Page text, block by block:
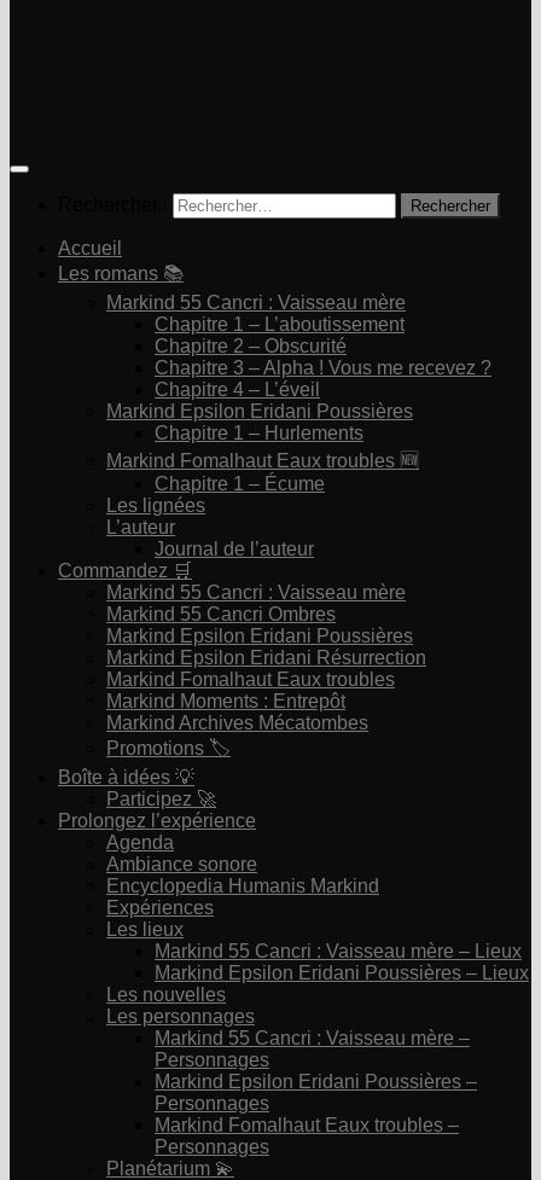
Accueil
Les romans 📚
Markind 55 Cancri : Vaisseau mère
Chapitre 1 – L’aboutissement
Chapitre 2 – Obscurité
Chapitre 3 – Alpha ! Vous me recevez ?
Chapitre 4 – L’éveil
Markind Epsilon Eridani Poussières
Chapitre 1 – Hurlements
Markind Fomalhaut Eaux troubles 🆕
Chapitre 1 – Écume
Les lignées
L’auteur
Journal de l’auteur
Commandez 🛒
Markind 55 Cancri : Vaisseau mère
Markind 55 Cancri Ombres
Markind Epsilon Eridani Poussières
Markind Epsilon Eridani Résurrection
Markind Fomalhaut Eaux troubles
Markind Moments : Entrepôt
Markind Archives Mécatombes
Promotions 🏷
Boîte à idées 💡
Participez 🚀
Prolongez l’expérience
Agenda
Ambiance sonore
Encyclopedia Humanis Markind
Expériences
Les lieux
Markind 55 Cancri : Vaisseau mère – Lieux
Markind Epsilon Eridani Poussières – Lieux
Les nouvelles
Les personnages
Markind 55 Cancri : Vaisseau mère –
Personnages
Markind Epsilon Eridani Poussières –
Personnages
Markind Fomalhaut Eaux troubles –
Personnages
Planétarium 💫